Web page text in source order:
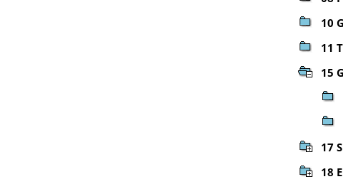
10
11
15
17
18